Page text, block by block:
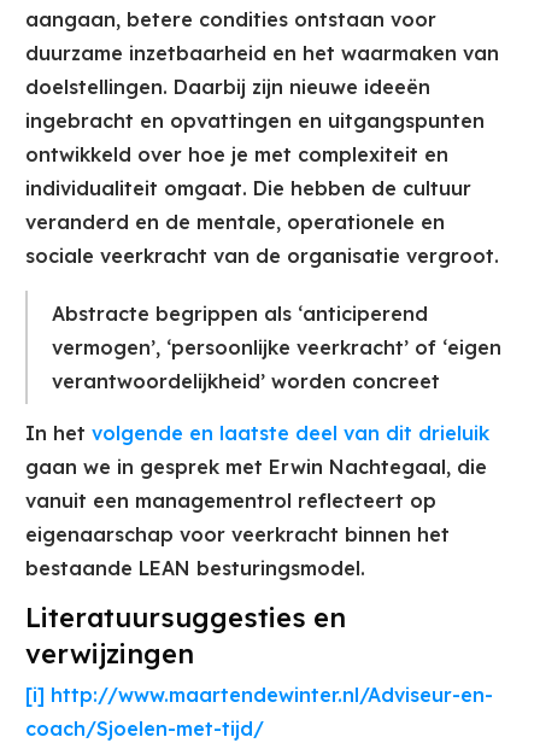
aangaan, betere condities ontstaan voor
duurzame inzetbaarheid en het waarmaken van
doelstellingen. Daarbij zijn nieuwe ideeën
ingebracht en opvattingen en uitgangspunten
ontwikkeld over hoe je met complexiteit en
individualiteit omgaat. Die hebben de cultuur
veranderd en de mentale, operationele en
sociale veerkracht van de organisatie vergroot.
Abstracte begrippen als ‘anticiperend
vermogen’, ‘persoonlijke veerkracht’ of ‘eigen
verantwoordelijkheid’ worden concreet
In het volgende en laatste deel van dit drieluik
gaan we in gesprek met Erwin Nachtegaal, die
vanuit een managementrol reflecteert op
eigenaarschap voor veerkracht binnen het
bestaande LEAN besturingsmodel.
Literatuursuggesties en
verwijzingen
[i] http://www.maartendewinter.nl/Adviseur-en-
coach/Sjoelen-met-tijd/